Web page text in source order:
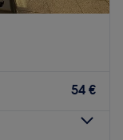
54 €